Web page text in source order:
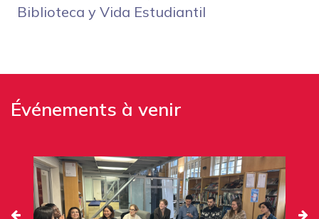
Biblioteca y Vida Estudiantil
Événements à venir